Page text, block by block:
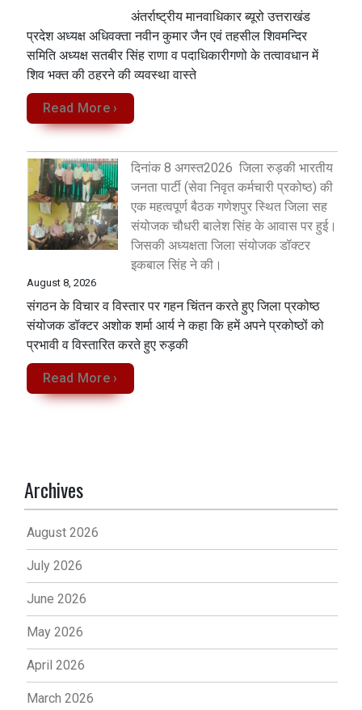
अंतर्राष्ट्रीय मानवाधिकार ब्यूरो उत्तराखंड
प्रदेश अध्यक्ष अधिवक्ता नवीन कुमार जैन एवं तहसील शिवमन्दिर
समिति अध्यक्ष सतबीर सिंह राणा व पदाधिकारीगणो के तत्वावधान में
शिव भक्त की ठहरने की व्यवस्था वास्ते
Read More ›
दिनांक 8 अगस्त2026 जिला रुड़की भारतीय
जनता पार्टी (सेवा निवृत कर्मचारी प्रकोष्ठ) की
एक महत्वपूर्ण बैठक गणेशपुर स्थित जिला सह
संयोजक चौधरी बालेश सिंह के आवास पर हुई।
जिसकी अध्यक्षता जिला संयोजक डॉक्टर
इकबाल सिंह ने की।
August 8, 2026
संगठन के विचार व विस्तार पर गहन चिंतन करते हुए जिला प्रकोष्ठ
संयोजक डॉक्टर अशोक शर्मा आर्य ने कहा कि हमें अपने प्रकोष्ठों को
प्रभावी व विस्तारित करते हुए रुड़की
Read More ›
Archives
August 2026
July 2026
June 2026
May 2026
April 2026
March 2026